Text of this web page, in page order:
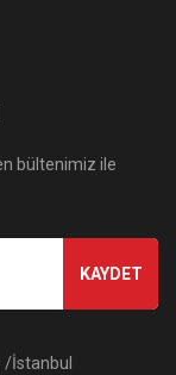
bültenimiz ile
KAYDET
İstanbul